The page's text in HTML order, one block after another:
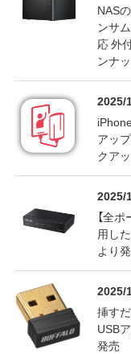
NAS
ンサ
応 外
ンナ
2025/
アッ
クア
2025/
【全
用し
より
2025/
挿す
USB
発売